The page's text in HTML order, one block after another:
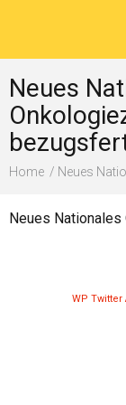
Lokal
Ratgeber
Neues
Home Neues
Neues
WP